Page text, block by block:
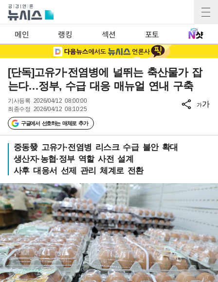
메인 랭킹 섹션 포토
[단독]고유가·전염병에 널뛰는 축산물가 잡
는다…정부, 수급 대응 매뉴얼 연내 구축
기사등록 2026/04/12 08:00:00
최종수정 2026/04/12 08:10:25
구글에서 선호하는 매체로 추가
가가
중동發 고유가·전염병 리스크 수급 불안 확대
생산자·농협·정부 역할 사전 설계
사후 대응서 선제 관리 체계로 전환